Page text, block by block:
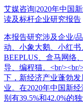
艾媒咨询|2020年中国
读及标杆企业研究报告
本报告研究涉及企业/
动、小象大鹅、小红
BEEPLUS、盒马网络
导、编程猫。<br/
下，新经济产业蓬勃
业。在2020年中国新
别有39.5%和42.0%的